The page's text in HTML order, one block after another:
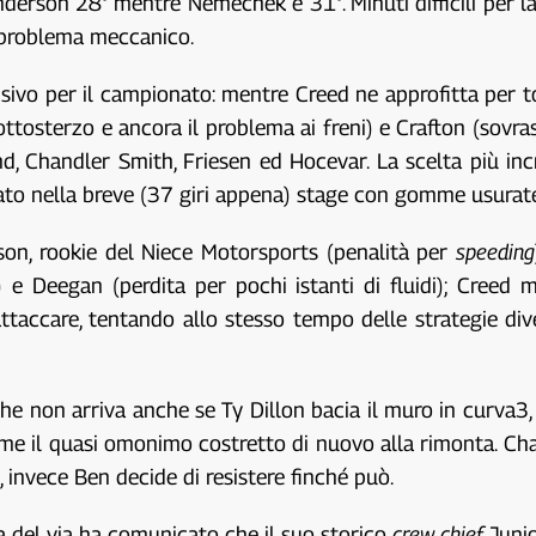
meccanico.
per il campionato: mentre Creed ne approfitta per
e ancora il problema ai freni) e Crafton
Chandler Smith, Friesen ed Hocevar. La scelta più
nella breve (37 giri appena) stage con gomme
rookie del Niece Motorsports (penalità perspeeding
e Deegan (perdita per pochi istanti di fluidi); Creed
tentando allo stesso tempo delle strategie
non arriva anche se Ty Dillon bacia il muro in
il quasi omonimo costretto di nuovo alla rimonta.
Ben decide di resistere finché può.